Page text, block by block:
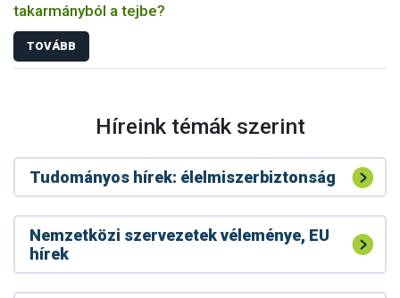
takarmányból a tejbe?
TOVÁBB
Híreink témák szerint
Tudományos hírek: élelmiszerbiztonság
Nemzetközi szervezetek véleménye, EU
hírek